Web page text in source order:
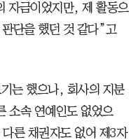
자금이었지만, 제 활동으
단을 했던 것 같다”고
는 했으나, 회사의 지분
소속 연예인도 없었으
른 채권자도 없어 제3자